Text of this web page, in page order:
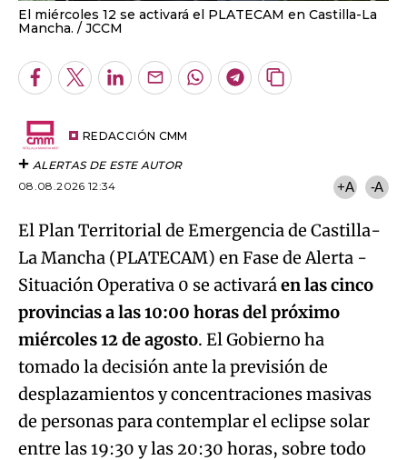
El miércoles 12 se activará el PLATECAM en Castilla-La
Mancha.
JCCM
Facebook
TwitterLinkedInEnviarWhatsapp
Telegram
Copiar
REDACCIÓN CMM
ALERTAS DE ESTE AUTOR
08.08.2026 12:34
+A -A
El PlanTerritorial de Emergencia de Castilla-
La Mancha (PLATECAM) en Fase de Alerta -
Situación Operativa 0 se activaráen las cinco
provincias a las 10:00 horas del próximo
miércoles 12 de agosto. El Gobierno ha
tomado la decisión ante la previsión de
desplazamientos y concentraciones masivas
de personas para contemplar el eclipse solar
entre las 19:30 y las 20:30 horas, sobre todo